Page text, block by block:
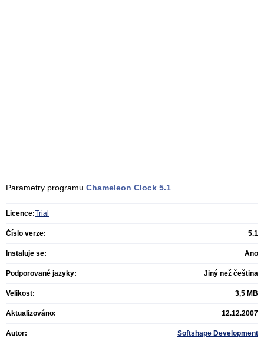
Parametry programu Chameleon Clock 5.1
Licence:Trial
Číslo verze: 5.1
Instaluje se: Ano
Podporované jazyky: Jiný než čeština
Velikost: 3,5 MB
Aktualizováno: 12.12.2007
Autor: Softshape Development